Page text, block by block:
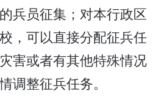
兵员征集；对本行政区
，可以直接分配征兵任
害或者有其他特殊情况
调整征兵任务。